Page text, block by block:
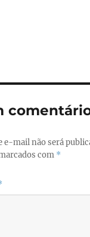
e-mail não será
com *